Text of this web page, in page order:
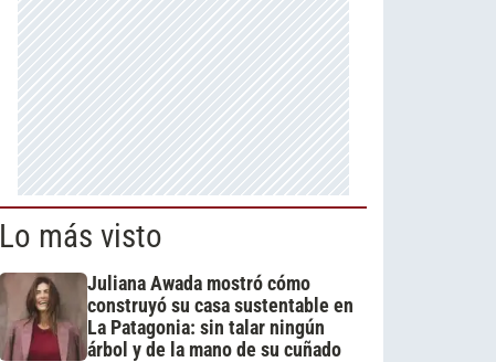
Lo más visto
Juliana Awada mostró cómo
construyó su casa sustentable en
La Patagonia: sin talar ningún
árbol y de la mano de su cuñado